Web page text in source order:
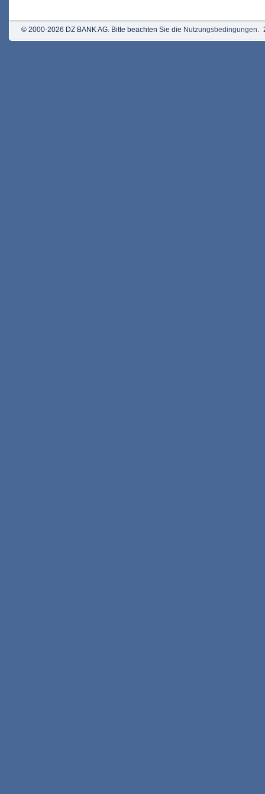
© 2000-2026 DZ BANK AG. Bitte beachten Sie die Nutzungsbedingungen.